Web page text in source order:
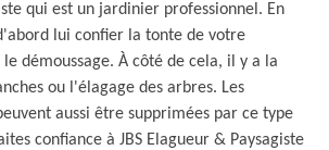
qui est un jardinier professionnel. En
lui confier la tonte de votre
le démoussage. À côté de cela, il y a la
ou l'élagage des arbres. Les
aussi être supprimées par ce type
confiance à JBS Elagueur & Paysagiste